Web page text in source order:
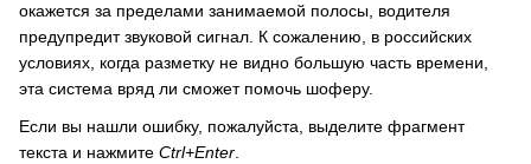
окажется за пределами занимаемой полосы, водителя
предупредит звуковой сигнал. К сожалению, в российских
условиях, когда разметку не видно большую часть времени,
эта система вряд ли сможет помочь шоферу.
Если вы нашли ошибку, пожалуйста, выделите фрагмент
текста и нажмите Ctrl+Enter